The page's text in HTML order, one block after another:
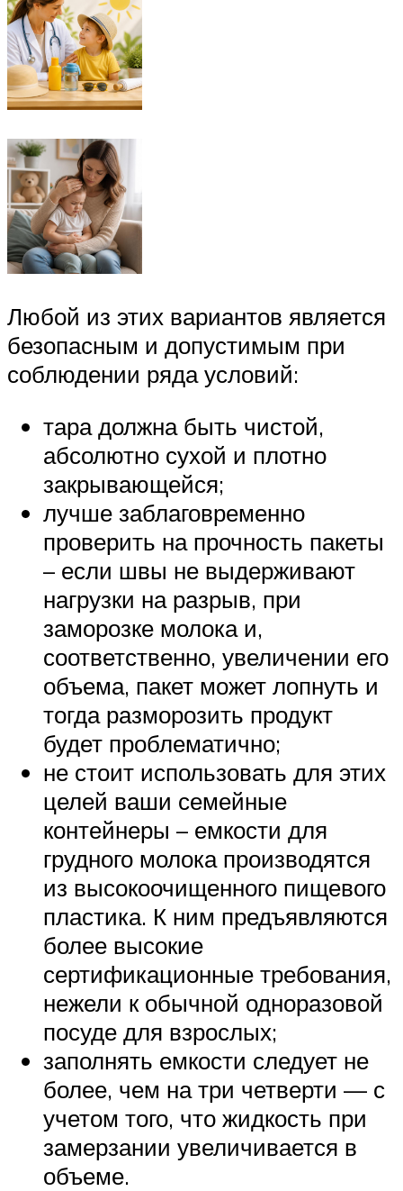
Любой из этих вариантов является
безопасным и допустимым при
соблюдении ряда условий:
тара должна быть чистой,
абсолютно сухой и плотно
закрывающейся;
лучше заблаговременно
проверить на прочность пакеты
– если швы не выдерживают
нагрузки на разрыв, при
заморозке молока и,
соответственно, увеличении его
объема, пакет может лопнуть и
тогда разморозить продукт
будет проблематично;
не стоит использовать для этих
целей ваши семейные
контейнеры – емкости для
грудного молока производятся
из высокоочищенного пищевого
пластика. К ним предъявляются
более высокие
сертификационные требования,
нежели к обычной одноразовой
посуде для взрослых;
заполнять емкости следует не
более, чем на три четверти — с
учетом того, что жидкость при
замерзании увеличивается в
объеме.